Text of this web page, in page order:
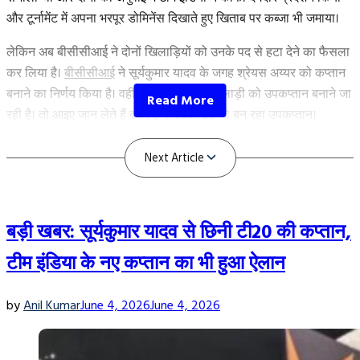
बल्लेबाज”
Next Article
और टूर्नामेंट में अपना भरपूर डोमिनेंस दिखाते हुए खिताब पर कब्जा भी जमाया।
लेकिन अब बीसीसीआई ने दोनों खिलाड़ियों को उनके पद से हटा देने का फैसला
कर लिया है। बीसीसीआईने सूर्यकुमार यादव के जगह श्रेयस अय्यर को कप्तान
बनाने का निर्णय किया है। वहीं मुंबई इंडियंस के खिलाड़ी को उपकप्तान बनाने जा
रही है। तो आइए जान लेते हैं कौन है वो खिलाड़ी, जो बन रहा उपकप्तान।
Shreyas Iyer के साथ इस खिलाड़ी को बनाया जा
बड़ी खबर: सूर्यकुमार यादव से छिनी टी20 की कप्तान,
टीम इंडिया के नए कप्तान का भी हुआ ऐलान
byAnil KumarJune 4, 2026June 4, 2026